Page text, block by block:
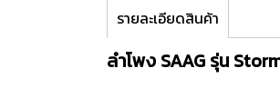
รายละเอียดสินค้า
ลำโพง SAAG รุ่น